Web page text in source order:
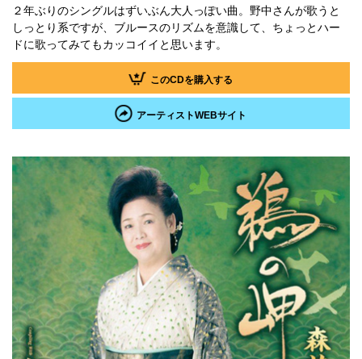
２年ぶりのシングルはずいぶん大人っぽい曲。野中さんが歌うと
しっとり系ですが、ブルースのリズムを意識して、ちょっとハー
ドに歌ってみてもカッコイイと思います。
このCDを購入する
アーティストWEBサイト